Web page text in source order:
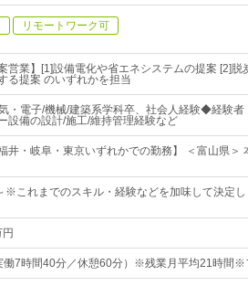
リモートワーク可
営業】[1]設備電化や省エネシステムの提案 [2]
る提案 のいずれかを担当
・電子/機械/建築系学科卒、社会人経験◆経験者
設備の設計/施工/維持管理経験など
井・岐阜・東京いずれかでの勤務】 ＜富山県
※これまでのスキル・経験などを加味して決定
働7時間40分／休憩60分）※残業月平均21時間※